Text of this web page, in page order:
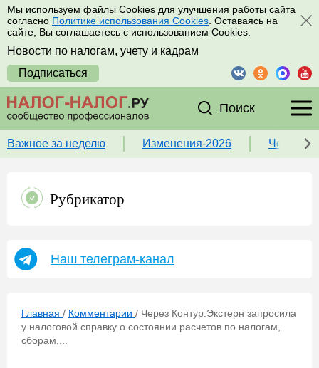
Мы используем файлы Cookies для улучшения работы сайта
согласно Политике использования Cookies . Оставаясь на
сайте, Вы соглашаетесь с использованием Cookies.
Новости по налогам, учету и кадрам
Подписаться
Поиск
Важное за неделю Изменения-2026 Чек-
Рубрикатор
Наш телеграм-канал
Главная / Комментарии / Через Контур.Экстерн запросила
у налоговой справку о состоянии расчетов по налогам,
сборам,...